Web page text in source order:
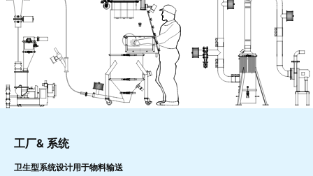
工厂& 系统
卫生型系统设计用于物料输送